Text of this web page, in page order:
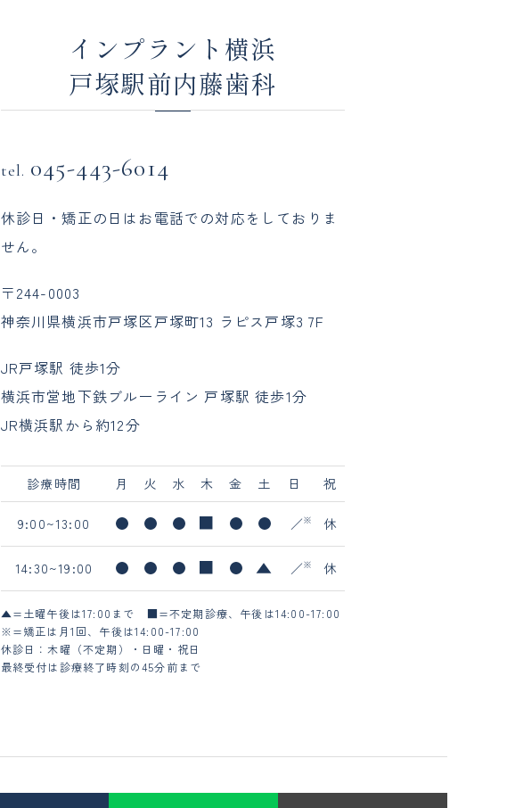
インプラント横浜
戸塚駅前内藤歯科
tel. 045-443-6014
休診日・矯正の日はお電話での対応をしておりま
せん。
〒244-0003
神奈川県横浜市戸塚区戸塚町13 ラピス戸塚3 7F
JR戸塚駅 徒歩1分
横浜市営地下鉄ブルーライン 戸塚駅 徒歩1分
JR横浜駅から約12分
診療時間 月 火 水 木 金 土 日 祝
9:00~13:00 ／ 休
14:30~19:00 ／ 休
▲=土曜午後は17:00まで ■=不定期診療、午後は14:00-17:00
※=矯正は月1回、午後は14:00-17:00
休診日：木曜（不定期）・日曜・祝日
最終受付は診療終了時刻の45分前まで